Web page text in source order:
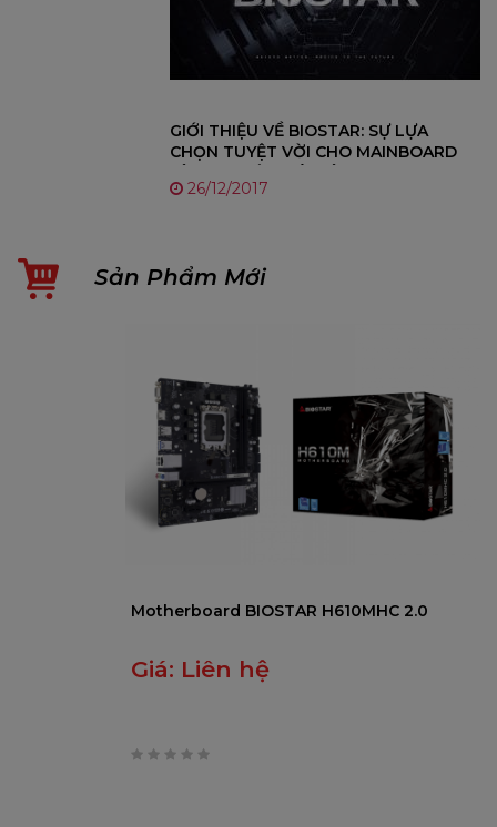
GIỚI THIỆU VỀ BIOSTAR: SỰ LỰA
CHỌN TUYỆT VỜI CHO MAINBOARD
26/12/2017
Sản Phẩm Mới
Motherboard BIOSTAR H610MHC 2.0
Giá: Liên hệ